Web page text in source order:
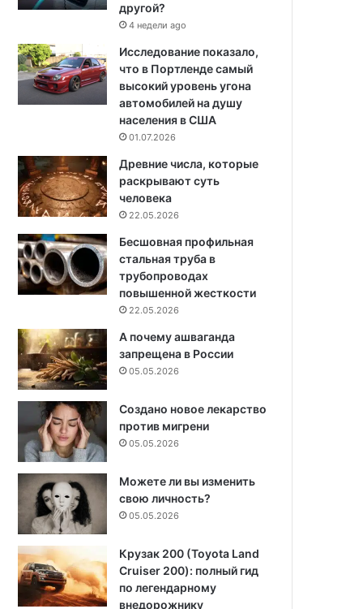
другой?
4 недели ago
Исследование показало,
что в Портленде самый
высокий уровень угона
автомобилей на душу
населения в США
01.07.2026
Древние числа, которые
раскрывают суть
человека
22.05.2026
Бесшовная профильная
стальная труба в
трубопроводах
повышенной жесткости
22.05.2026
А почему ашваганда
запрещена в России
05.05.2026
Создано новое лекарство
против мигрени
05.05.2026
Можете ли вы изменить
свою личность?
05.05.2026
Крузак 200 (Toyota Land
Cruiser 200): полный гид
по легендарному
внедорожнику